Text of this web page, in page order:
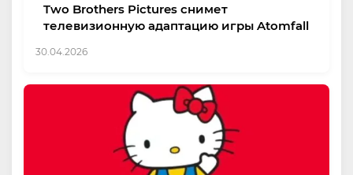
Two Brothers Pictures снимет
телевизионную адаптацию игры Atomfall
30.04.2026